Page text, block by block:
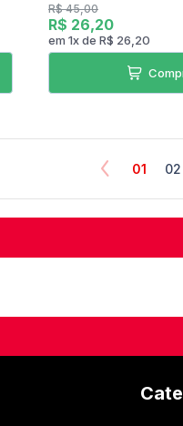
R$ 45,00
R$ 26,20
em 1xde R$ 26,20
01 02